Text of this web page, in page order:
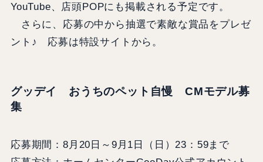
YouTube、店頭POPにも掲載される予定です。
さらに、応募の中から抽選で素敵な賞品をプレゼ
ント♪ 応募は特設サイトから。
グッデイ おうちのペット自慢 CMモデル募
集
応募期間：8月20日～9月1日（日）23：59まで